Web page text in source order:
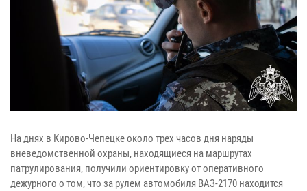
На днях в Кирово-Чепецке около трех часов дня наряды
вневедомственной охраны, находящиеся на маршрутах
патрулирования, получили ориентировку от оперативного
дежурного о том, что за рулем автомобиля ВАЗ-2170 находится